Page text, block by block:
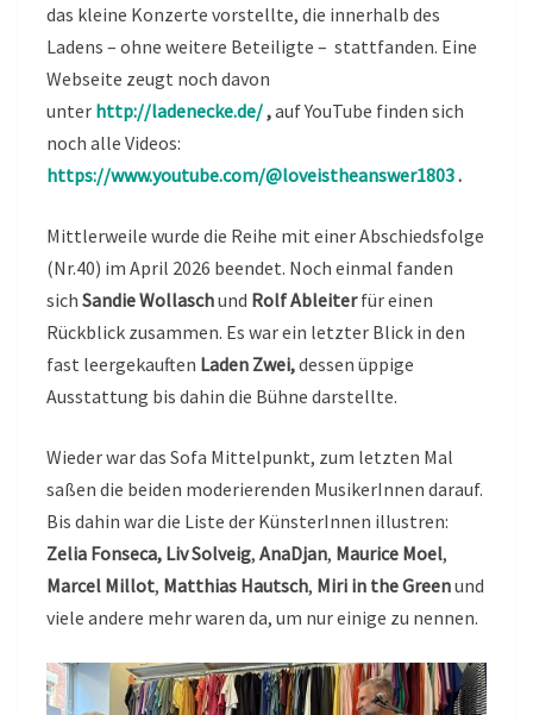
das kleine Konzerte vorstellte, die innerhalb des
Ladens – ohne weitere Beteiligte – stattfanden. Eine
Webseite zeugt noch davon
unter http://ladenecke.de/,auf YouTube finden sich
noch alle Videos:
https://www.youtube.com/@loveistheanswer1803.
Mittlerweile wurde die Reihe mit einer Abschiedsfolge
(Nr.40) im April 2026 beendet. Noch einmal fanden
sich Sandie Wollaschund Rolf Ableiterfür einen
Rückblick zusammen. Es war ein letzter Blick in den
fast leergekauften Laden Zwei,dessen üppige
Ausstattung bis dahin die Bühne darstellte.
Wieder war das Sofa Mittelpunkt, zum letzten Mal
saßen die beiden moderierenden MusikerInnen darauf.
Bis dahin war die Liste der KünsterInnen illustren:
Zelia Fonseca, Liv Solveig, AnaDjan, Maurice Moel,
Marcel Millot, Matthias Hautsch, Miri in the Greenund
viele andere mehr waren da, um nur einige zu nennen.